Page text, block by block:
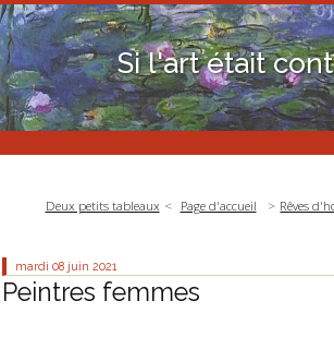
Si l'art était
Deux petits tableaux Page d'accueil Rêves
mardi 08 juin 2021
Peintres femmes